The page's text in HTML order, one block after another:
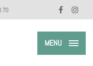
MENU